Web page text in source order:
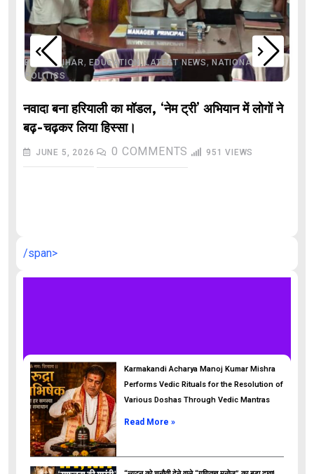
BIHAR,BIHAR, EDUCATION ,LATEST NEWS,NATIONAL
POLITICS
नवादा बना हरियाली का मॉडल, ‘नेम ट्री’ अभियान में लोगों ने
बढ़-चढ़कर लिया हिस्सा।
JUNE 5, 2026 0 COMMENTS 951 VIEWS
/span>
Karmakandi Acharya Manoj Kumar Mishra
Performs Vedic Rituals for the Resolution of
Various Doshas Through Vedic Mantras
Read More »